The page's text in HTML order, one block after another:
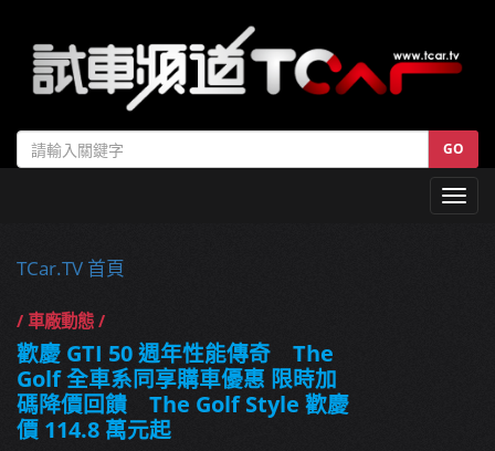
GO
TCar.TV 首頁
/ 車廠動態 /
歡慶 GTI 50 週年性能傳奇 The
Golf 全車系同享購車優惠 限時加
碼降價回饋 The Golf Style 歡慶
價 114.8 萬元起